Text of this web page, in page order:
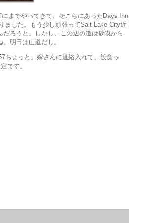
までやってきて、そこらにあったDays Inn
ました。もう少し頑張ってSalt Lake City近
ろうと。しかし、この辺の道は砂漠から
明日は山道だし。
ちょっと。嫁さんに連絡入れて、飯食っ
です。